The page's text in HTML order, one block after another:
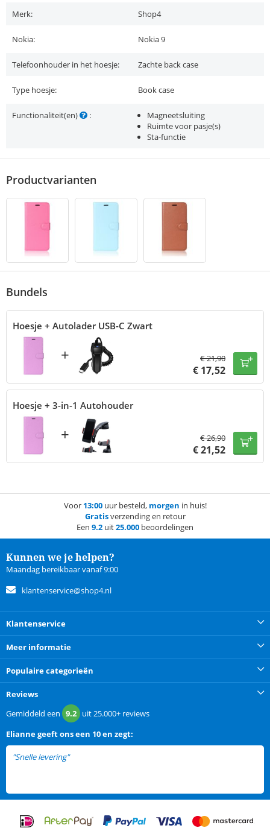
Merk: Shop4
Nokia: Nokia 9
Telefoonhouder in het hoesje: Zachte back case
Type hoesje: Book case
Functionaliteit(en) :
Magneetsluiting
Ruimte voor pasje(s)
Sta-functie
Productvarianten
Bundels
Hoesje + Autolader USB-C Zwart
+ €21,90
€ 17,52
Hoesje + 3-in-1 Autohouder
+ €26,90
€21,52
Voor 13:00uur besteld, morgen in huis!
Gratisverzending en retour
Een 9.2 uit25.000 beoordelingen
Kunnen we je helpen?
Maandag bereikbaar vanaf 9:00
klantenservice@shop4.nl
Klantenservice
Meer informatie
Populaire categorieën
Reviews
Gemiddeld een 9.2 uit25.000+ reviews
Eliannegeeft ons een 10 en zegt:
"Snelle levering"